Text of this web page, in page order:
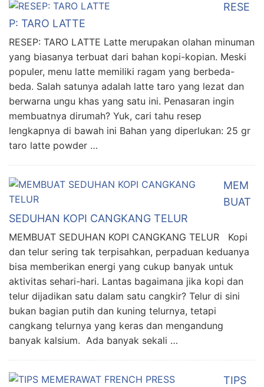
RESE
P: TARO LATTE
RESEP: TARO LATTE Latte merupakan olahan minuman
yang biasanya terbuat dari bahan kopi-kopian. Meski
populer, menu latte memiliki ragam yang berbeda-
beda. Salah satunya adalah latte taro yang lezat dan
berwarna ungu khas yang satu ini. Penasaran ingin
membuatnya dirumah? Yuk, cari tahu resep
lengkapnya di bawah ini Bahan yang diperlukan: 25 gr
taro latte powder …
MEM
BUAT
SEDUHAN KOPI CANGKANG TELUR
MEMBUAT SEDUHAN KOPI CANGKANG TELUR Kopi
dan telur sering tak terpisahkan, perpaduan keduanya
bisa memberikan energi yang cukup banyak untuk
aktivitas sehari-hari. Lantas bagaimana jika kopi dan
telur dijadikan satu dalam satu cangkir? Telur di sini
bukan bagian putih dan kuning telurnya, tetapi
cangkang telurnya yang keras dan mengandung
banyak kalsium. Ada banyak sekali …
TIPS